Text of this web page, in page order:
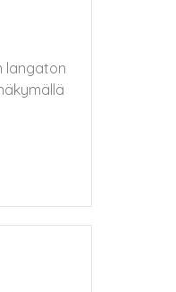
langaton